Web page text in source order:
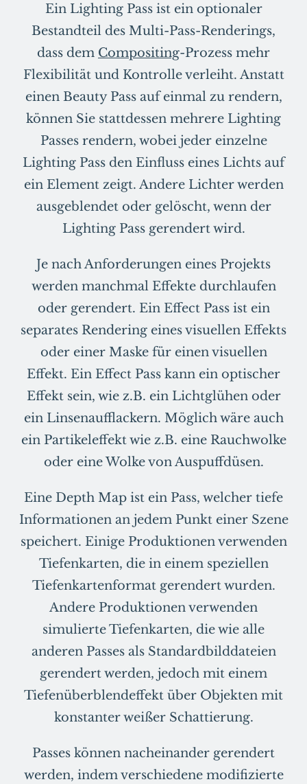
Ein Lighting Pass ist ein optionaler
Bestandteil des Multi-Pass-Renderings,
dass dem Compositing-Prozess mehr
Flexibilität und Kontrolle verleiht. Anstatt
einen Beauty Pass auf einmal zu rendern,
können Sie stattdessen mehrere Lighting
Passes rendern, wobei jeder einzelne
Lighting Pass den Einfluss eines Lichts auf
ein Element zeigt. Andere Lichter werden
ausgeblendet oder gelöscht, wenn der
Lighting Pass gerendert wird.
Je nach Anforderungen eines Projekts
werden manchmal Effekte durchlaufen
oder gerendert. Ein Effect Pass ist ein
separates Rendering eines visuellen Effekts
oder einer Maske für einen visuellen
Effekt. Ein Effect Pass kann ein optischer
Effekt sein, wie z.B. ein Lichtglühen oder
ein Linsenaufflackern. Möglich wäre auch
ein Partikeleffekt wie z.B. eine Rauchwolke
oder eine Wolke von Auspuffdüsen.
Eine Depth Map ist ein Pass, welcher tiefe
Informationen an jedem Punkt einer Szene
speichert. Einige Produktionen verwenden
Tiefenkarten, die in einem speziellen
Tiefenkartenformat gerendert wurden.
Andere Produktionen verwenden
simulierte Tiefenkarten, die wie alle
anderen Passes als Standardbilddateien
gerendert werden, jedoch mit einem
Tiefenüberblendeffekt über Objekten mit
konstanter weißer Schattierung.
Passes können nacheinander gerendert
werden, indem verschiedene modifizierte